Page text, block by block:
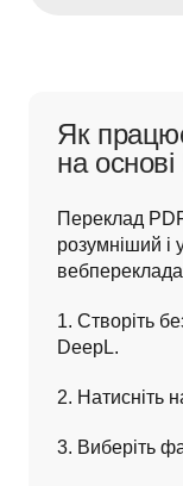
Як
на
Переклад
розумніший і
1. Створіть
DeepL.
2. Натисніть
3. Виберіть